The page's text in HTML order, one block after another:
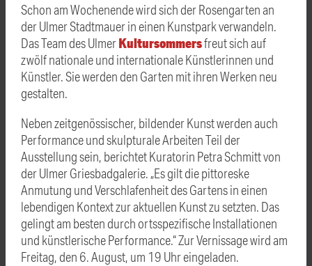
Schon am Wochenende wird sich der Rosengarten an
der Ulmer Stadtmauer in einen Kunstpark verwandeln.
Das Team des UlmerKultursommersfreut sich auf
zwölf nationale und internationale Künstlerinnen und
Künstler. Sie werden den Garten mit ihren Werken neu
gestalten.
Neben zeitgenössischer, bildender Kunst werden auch
Performance und skulpturale Arbeiten Teil der
Ausstellung sein, berichtet Kuratorin Petra Schmitt von
der Ulmer Griesbadgalerie. „Es gilt die pittoreske
Anmutung und Verschlafenheit des Gartens in einen
lebendigen Kontext zur aktuellen Kunst zu setzten. Das
gelingt am besten durch ortsspezifische Installationen
und künstlerische Performance.“ Zur Vernissage wird am
Freitag, den 6. August, um 19 Uhr eingeladen.